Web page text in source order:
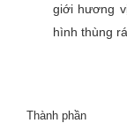
giới hương
hình thùng
Thành phần